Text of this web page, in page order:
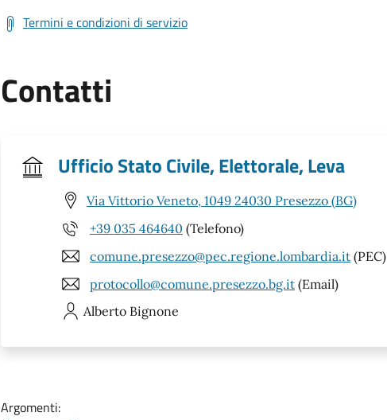
Termini e condizioni di servizio
Contatti
Ufficio Stato Civile, Elettorale, Leva
Via Vittorio Veneto, 1049 24030 Presezzo (BG)
+39 035 464640 (Telefono)
comune.presezzo@pec.regione.lombardia.it (PEC)
protocollo@comune.presezzo.bg.it (Email)
Alberto Bignone
Argomenti: